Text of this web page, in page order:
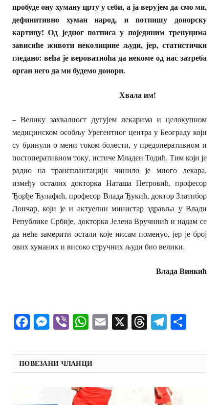
пробуде ону хуману црту у себи, а ја верујем да смо ми,
дефинитивно хуман народ, и потпишу донорску
картицу! Од једног потписа у појединим тренуцима
зависиће животи неколицине људи, јер, статистички
гледано: већа је вероватноћа да некоме од нас затреба
орган него да ми будемо донори.
Хвала им!
– Велику захвалност дугујем лекарима и целокупном
медицинском особљу Урегентног центра у Београду који
су бринули о мени током болести, у предоперативном и
постоперативном току, истиче Младен Тодић. Тим који је
радио на трансплантацији чинило је много лекара,
између осталих докторка Наташа Петровић, професор
Ђорђе Ћулафић, професор Влада Ђукић, доктор Златибор
Лончар, који је и актуелни министар здравља у Влади
Републике Србије, докторка Јелена Вручинић и надам се
да неће замерити остали које нисам поменуо, јер је број
ових хуманих и високо стручних људи био велики.
Влада Винкић
Facebook
Messenger
ViberWhatsApp
Email
X Threads
ПОВЕЗАНИ ЧЛАНЦИ